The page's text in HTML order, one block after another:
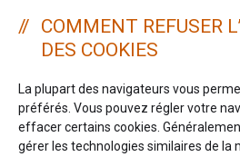
COMMENT REFUSER
DES COOKIES
La plupart des navigateurs vous
préférés. Vous pouvez régler votre
effacer certains cookies.
gérer les technologies similaires de la